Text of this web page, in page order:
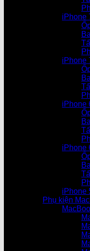
iPhone
iPhone
iPhone
iPhone
iPhone
Phụ kiện